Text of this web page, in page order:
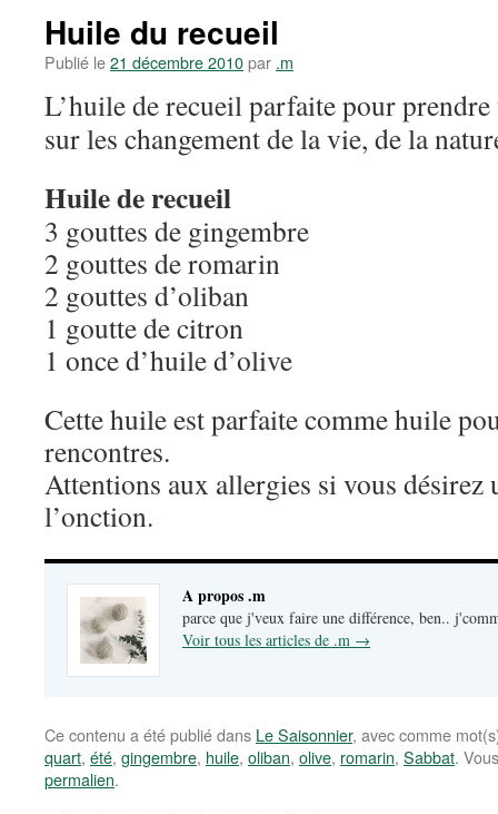
Huile du recueil
Publié le21 décembre 2010par .m
L’huile de recueil parfaite pour
sur les changement de la vie, de la
Huile de recueil
3 gouttes de gingembre
2 gouttes de romarin
2 gouttes d’oliban
1 goutte de citron
1 once d’huile d’olive
Cette huile est parfaite comme huile
rencontres.
Attentions aux allergies si vous désirez
l’onction.
A propos .m
parce que j'veux faire une différence, ben..
Voir tous les articles de .m →
Ce contenu a été publié dans Le Saisonnier, avec comme
quart, été, gingembre, huile, oliban, olive, romarin, Sabbat.
permalien.